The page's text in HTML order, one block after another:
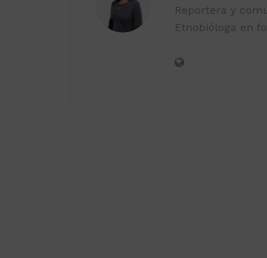
Reportera y
Etnobióloga en